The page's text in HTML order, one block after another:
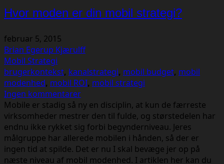
Hvor moden er din mobil strategi?
februar 5, 2015
Brian Egerup Kjærulff
Mobil Strategi
brugerkontekst, kanalstrategi, mobil budget, mobil
modenhed, mobil ROI, mobil strategi
Ingen kommentarer
Mobile er stadig så ny en disciplin, at kun de færreste
virksomheder mestrer den til fulde, og størstedelen har
endnu ikke rykket sig forbi begynderniveau. Jeres
målgruppe har allerede mobilen i hånden, så der er
ingen tid at spilde. Det er nu I skal bevæge jer op på
næste niveau af mobil modenhed. I artiklen her kan du